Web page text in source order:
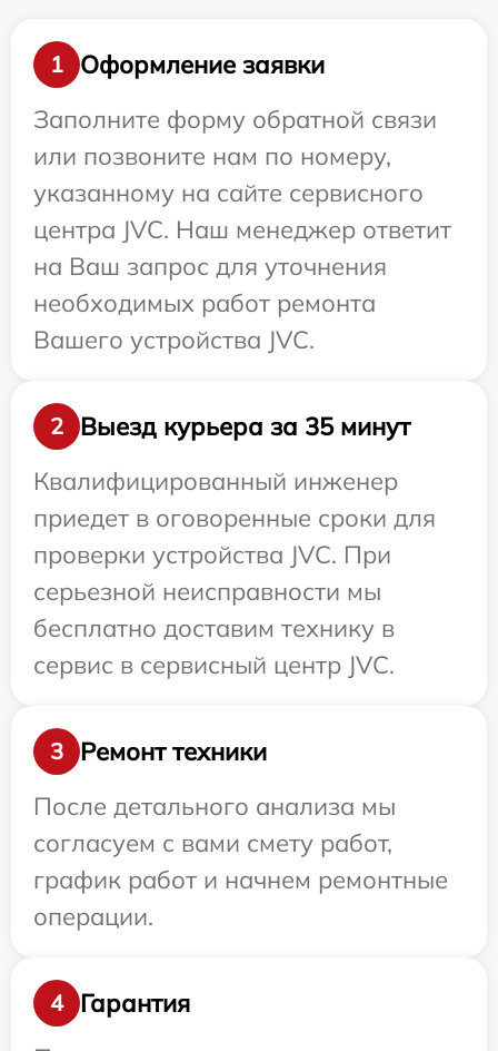
1
Оформление заявки
Заполните форму обратной связи
или позвоните нам по номеру,
указанному на сайте сервисного
центра JVC. Наш менеджер ответит
на Ваш запрос для уточнения
необходимых работ ремонта
Вашего устройства JVC.
2
Выезд курьера за 35 минут
Квалифицированный инженер
приедет в оговоренные сроки для
проверки устройства JVC. При
серьезной неисправности мы
бесплатно доставим технику в
сервис в сервисный центр JVC.
3
Ремонт техники
После детального анализа мы
согласуем с вами смету работ,
график работ и начнем ремонтные
операции.
4
Гарантия